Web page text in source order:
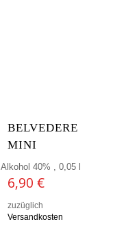
BELVEDERE
MINI
Alkohol 40% , 0,05 l
6,90 €
zuzüglich
Versandkosten